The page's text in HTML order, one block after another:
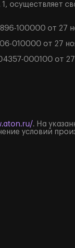
осуществляет
100000 от 27
010000 от 27
000100 от
. На
условий